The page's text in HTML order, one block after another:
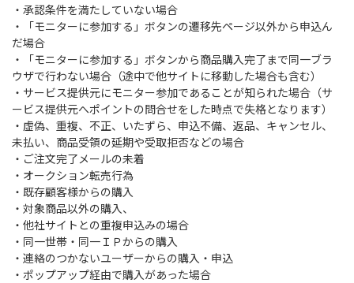
・承認条件を満たしていない場合
・「モニターに参加する」ボタンの遷移先ページ以外から申込ん
だ場合
・「モニターに参加する」ボタンから商品購入完了まで同一ブラ
ウザで行わない場合（途中で他サイトに移動した場合も含む）
・サービス提供元にモニター参加であることが知られた場合（サ
ービス提供元へポイントの問合せをした時点で失格となります）
・虚偽、重複、不正、いたずら、申込不備、返品、キャンセル、
未払い、商品受領の延期や受取拒否などの場合
・ご注文完了メールの未着
・オークション転売行為
・既存顧客様からの購入
・対象商品以外の購入、
・他社サイトとの重複申込みの場合
・同一世帯・同一ＩＰからの購入
・連絡のつかないユーザーからの購入・申込
・ポップアップ経由で購入があった場合